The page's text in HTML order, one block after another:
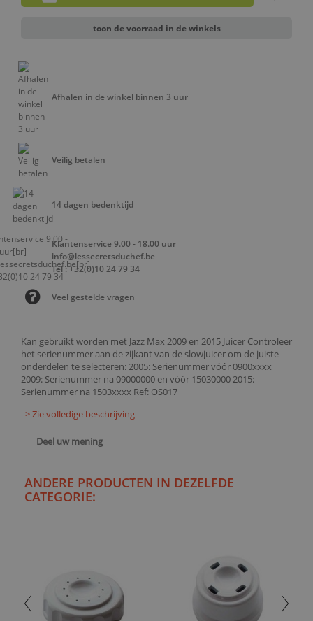
Kan gebruikt worden met Jazz Max 2009 en 2015 Juicer Controleer
het serienummer aan de zijkant van de slowjuicer om de juiste
onderdelen te selecteren: 2005: Serienummer vóór 0900xxxx
2009: Serienummer na 09000000 en vóór 15030000 2015:
Serienummer na 1503xxxx Ref: OS017
> Zie volledige beschrijving
Deel uw mening
toon de voorraad in de winkels
Afhalen in de winkel binnen 3 uur
Veilig betalen
14 dagen bedenktijd
Klantenservice 9.00 - 18.00 uur
info@lessecretsduchef.be
Tel : +32(0)10 24 79 34
Veel gestelde vragen
ANDERE PRODUCTEN IN DEZELFDE
CATEGORIE: